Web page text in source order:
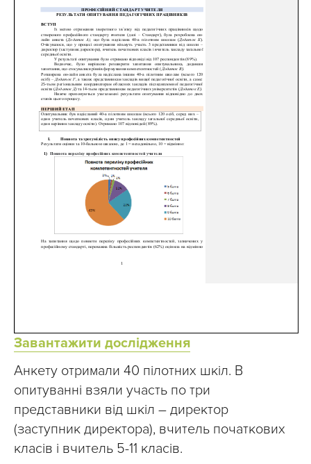
Завантажити дослідження
Анкету отримали 40 пілотних шкіл. В
опитуванні взяли участь по три
представники від шкіл – директор
(заступник директора), вчитель початкових
класів і вчитель 5-11 класів.